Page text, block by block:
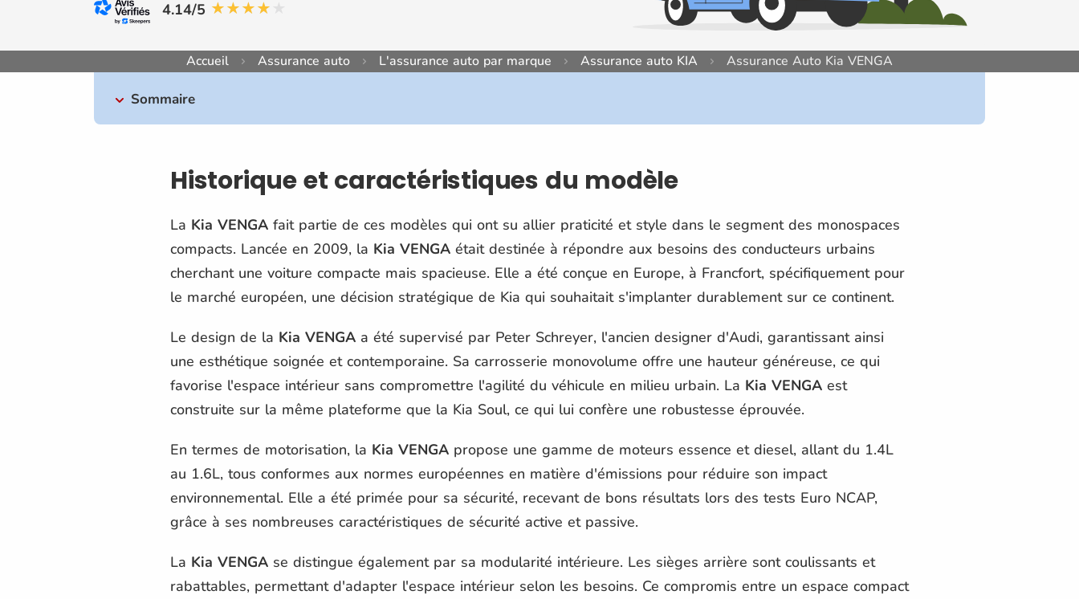
4.14/5
Accueil Assurance auto L'assurance auto par marque Assurance auto KIA Assurance Auto Kia VENGA
Sommaire
Historique et caractéristiques du modèle
La Kia VENGA fait partie de ces modèles qui ont su allier praticité et style dans le segment des monospaces
compacts. Lancée en 2009, la Kia VENGA était destinée à répondre aux besoins des conducteurs urbains
cherchant une voiture compacte mais spacieuse. Elle a été conçue en Europe, à Francfort, spécifiquement pour
le marché européen, une décision stratégique de Kia qui souhaitait s'implanter durablement sur ce continent.
Le design de la Kia VENGA a été supervisé par Peter Schreyer, l'ancien designer d'Audi, garantissant ainsi
une esthétique soignée et contemporaine. Sa carrosserie monovolume offre une hauteur généreuse, ce qui
favorise l'espace intérieur sans compromettre l'agilité du véhicule en milieu urbain. La Kia VENGA est
construite sur la même plateforme que la Kia Soul, ce qui lui confère une robustesse éprouvée.
En termes de motorisation, la Kia VENGA propose une gamme de moteurs essence et diesel, allant du 1.4L
au 1.6L, tous conformes aux normes européennes en matière d'émissions pour réduire son impact
environnemental. Elle a été primée pour sa sécurité, recevant de bons résultats lors des tests Euro NCAP,
grâce à ses nombreuses caractéristiques de sécurité active et passive.
La Kia VENGA se distingue également par sa modularité intérieure. Les sièges arrière sont coulissants et
rabattables, permettant d'adapter l'espace intérieur selon les besoins. Ce compromis entre un espace compact